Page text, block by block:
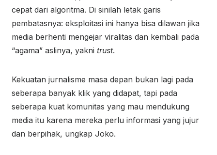
cepat dari algoritma. Di sinilah letak garis
pembatasnya: eksploitasi ini hanya bisa dilawan jika
media berhenti mengejar viralitas dan kembali pada
“agama” aslinya, yakni trust.
Kekuatan jurnalisme masa depan bukan lagi pada
seberapa banyak klik yang didapat, tapi pada
seberapa kuat komunitas yang mau mendukung
media itu karena mereka perlu informasi yang jujur
dan berpihak, ungkap Joko.